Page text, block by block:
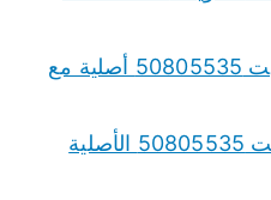
قطع غيار دومي Domi الكويت 50805535 أصلية مع
قطع غيار جيلي Geely الكويت 50805535 الأصلية